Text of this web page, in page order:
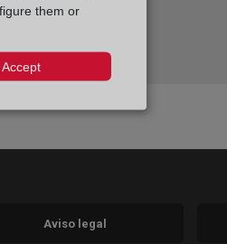
nueva)
ventana nueva)
Aviso legal
them or
Accept